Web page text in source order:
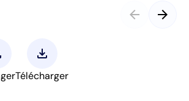
arrow_back arrow_forward
download
Télécharger